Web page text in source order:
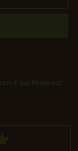
& sur Pinterest.